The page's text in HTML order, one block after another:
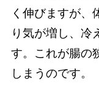
く伸びますが、
り気が増し、冷
す。これが腸の
しまうのです。